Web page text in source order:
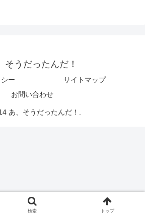
そうだったんだ！
ー
サイトマップ
お問い合わせ
あ、そうだったんだ！.
検索 トップ